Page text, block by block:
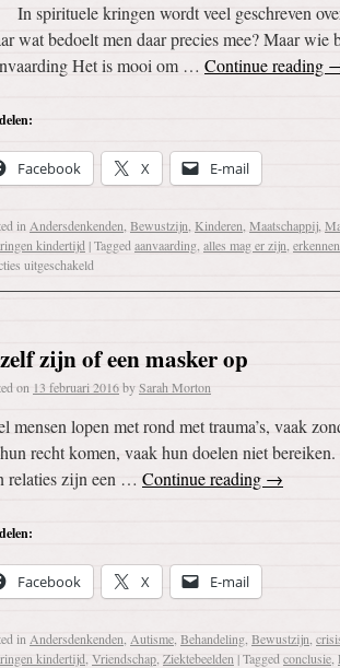
spirituele kringen wordt veel geschreven over
wat bedoelt men daar precies mee? Maar
Het is mooi om … Continue reading
Facebook X E-mail
in Andersdenkenden Bewustzijn Kinderen Maatschappij
kindertijd |Tagged aanvaarding alles mag er zijn erkennen
uitgeschakeld
zijn of een masker op
on 13 februari 2016bySarah Morton
mensen lopen met rond met trauma’s, vaak
recht komen, vaak hun doelen niet
relaties zijn een … Continue reading →
Facebook X E-mail
in Andersdenkenden Autisme Behandeling Bewustzijn
kindertijd Vriendschap Ziektebeelden |Tagged conclusie